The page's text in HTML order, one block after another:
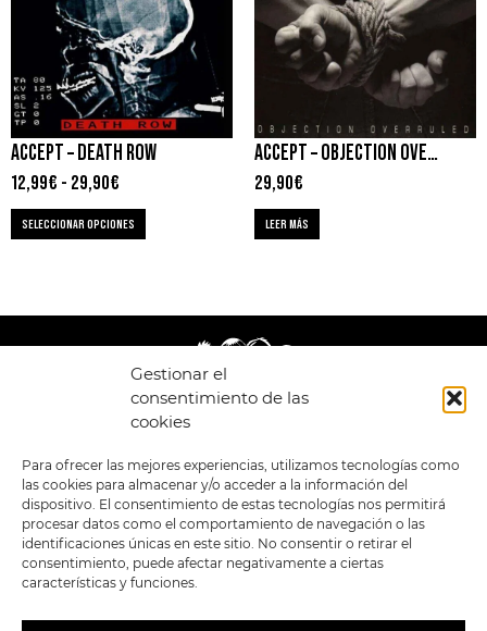
Gestionar el
consentimiento de las
cookies
Para ofrecer las mejores experiencias, utilizamos tecnologías como
las cookies para almacenar y/o acceder a la información del
dispositivo. El consentimiento de estas tecnologías nos permitirá
procesar datos como el comportamiento de navegación o las
identificaciones únicas en este sitio. No consentir o retirar el
consentimiento, puede afectar negativamente a ciertas
características y funciones.
ACCEPT – DEATH ROW
12,99€ - 29,90€
SELECCIONAR OPCIONES
ACCEPT – OBJECTION OVERRULED
29,90€
LEER MÁS
LEGAL
POLÍTICA DE
PRIVACIDAD
TÉRMINOS Y
CONDICIONES
GENERALES DE LA
POLÍTICA DE COOKIES
ENLACES
TIENDA
ESTILOS
FORMATOS
PREVENTAS
OFERTAS
MERCHANDISING